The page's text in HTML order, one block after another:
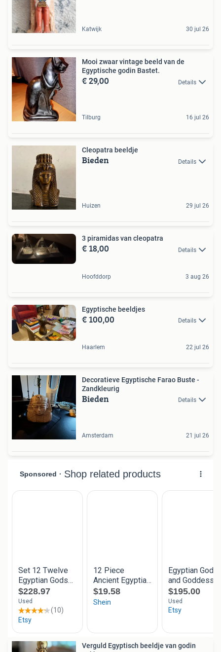
Katwijk 30 jul 26
Mooi zwaar vintage beeld van de
Egyptische godin Bastet.
€ 29,00 Details
Tilburg 16 jul 26
Cleopatra beeldje
Bieden Details
Huizen 29 jul 26
3 piramidas van cleopatra
€ 18,00 Details
Hoofddorp 3 aug 26
Egyptische beeldjes
€ 100,00 Details
Haarlem 22 jul 26
Decoratieve Egyptische Farao Buste -
Zandkleurig
Bieden Details
Amsterdam 21 jul 26
Verguld Egyptisch beeldje van godin